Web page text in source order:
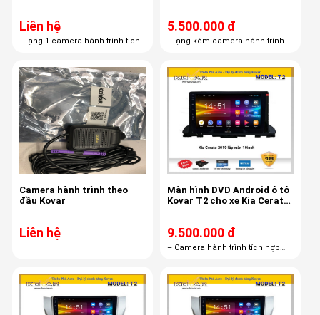
Liên hệ
- Tặng 1 camera hành trình tích
VietMap S1- Bảo hành dài hạn
lên đến 18 tháng.
5.500.000 đ
- Tặng kèm camera hành trình
Camera hành trình theo
đầu Kovar
Liên hệ
Màn hình DVD Android ô tô
Kovar T2 cho xe Kia Cerato
9.500.000 đ
– Camera hành trình tích hợp
miễn phí trọn đời